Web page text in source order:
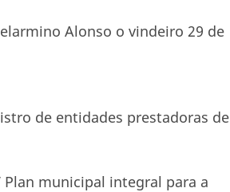
Alonso o vindeiro 29 de
de entidades prestadoras de
municipal integral para a